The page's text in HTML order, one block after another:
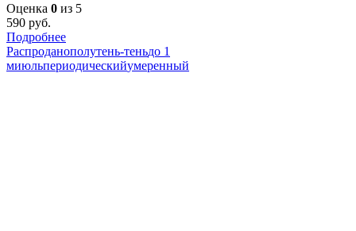
Оценка 0 из 5
590 руб.
Подробнее
Распроданополутень-теньдо 1
миюльпериодическийумеренный